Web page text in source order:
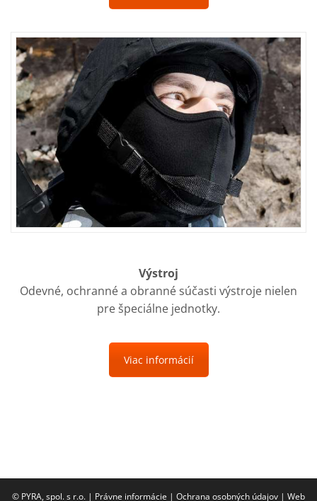
Výstroj
Odevné, ochranné a obranné súčasti výstroje nielen
pre špeciálne jednotky.
Viac informácií
© PYRA, spol. s r.o. | Právne informácie | Ochrana osobných údajov | Web